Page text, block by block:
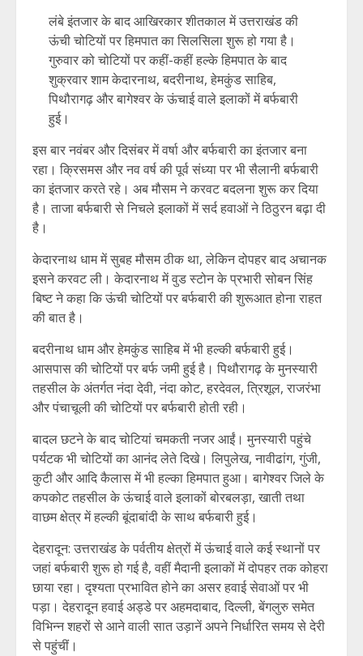
लंबे इंतजार के बाद आखिरकार शीतकाल में उत्तराखंड की
ऊंची चोटियों पर हिमपात का सिलसिला शुरू हो गया है।
गुरुवार को चोटियों पर कहीं-कहीं हल्के हिमपात के बाद
शुक्रवार शाम केदारनाथ, बदरीनाथ, हेमकुंड साहिब,
पिथौरागढ़ और बागेश्वर के ऊंचाई वाले इलाकों में बर्फबारी
हुई।
इस बार नवंबर और दिसंबर में वर्षा और बर्फबारी का इंतजार बना
रहा। क्रिसमस और नव वर्ष की पूर्व संध्या पर भी सैलानी बर्फबारी
का इंतजार करते रहे। अब मौसम ने करवट बदलना शुरू कर दिया
है। ताजा बर्फबारी से निचले इलाकों में सर्द हवाओं ने ठिठुरन बढ़ा दी
है।
केदारनाथ धाम में सुबह मौसम ठीक था, लेकिन दोपहर बाद अचानक
इसने करवट ली। केदारनाथ में वुड स्टोन के प्रभारी सोबन सिंह
बिष्ट ने कहा कि ऊंची चोटियों पर बर्फबारी की शुरूआत होना राहत
की बात है।
बदरीनाथ धाम और हेमकुंड साहिब में भी हल्की बर्फबारी हुई।
आसपास की चोटियों पर बर्फ जमी हुई है। पिथौरागढ़ के मुनस्यारी
तहसील के अंतर्गत नंदा देवी, नंदा कोट, हरदेवल, त्रिशूल, राजरंभा
और पंचाचूली की चोटियों पर बर्फबारी होती रही।
बादल छटने के बाद चोटियां चमकती नजर आईं। मुनस्यारी पहुंचे
पर्यटक भी चोटियों का आनंद लेते दिखे। लिपुलेख, नावीढांग, गुंजी,
कुटी और आदि कैलास में भी हल्का हिमपात हुआ। बागेश्वर जिले के
कपकोट तहसील के ऊंचाई वाले इलाकों बोरबलड़ा, खाती तथा
वाछम क्षेत्र में हल्की बूंदाबांदी के साथ बर्फबारी हुई।
देहरादून: उत्तराखंड के पर्वतीय क्षेत्रों में ऊंचाई वाले कई स्थानों पर
जहां बर्फबारी शुरू हो गई है, वहीं मैदानी इलाकों में दोपहर तक कोहरा
छाया रहा। दृश्यता प्रभावित होने का असर हवाई सेवाओं पर भी
पड़ा। देहरादून हवाई अड्डे पर अहमदाबाद, दिल्ली, बेंगलुरु समेत
विभिन्न शहरों से आने वाली सात उड़ानें अपने निर्धारित समय से देरी
से पहुंचीं।